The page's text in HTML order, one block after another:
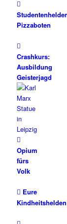
Pizzaboten
Crashkurs:
Ausbildung
Geisterjagd
Opium
fürs
Volk
Eure
Kindheitshelden